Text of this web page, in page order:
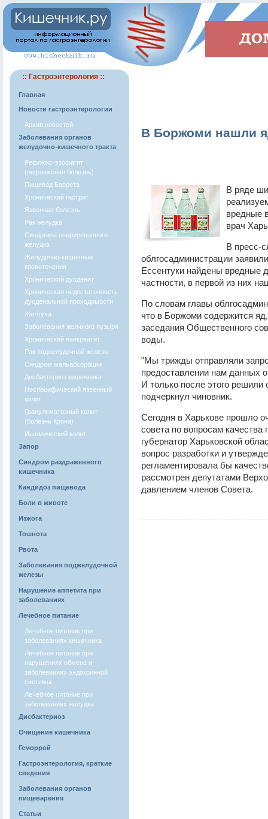
:: Гастроэнтерология ::
Главная
Новости гастроэнтерологии
Архив новостей
Заболевания органов
желудочно-кишечного тракта
Рефлюкс-эзофагит
(рефлюксная болезнь)
Пищевод Баррета
Хронический гастрит
Язвенная болезнь
Рак желудка
Синдромы оперированного
желудка
Желудочно-кишечные
кровотечения
Хронический дуоденит
Хроническая недостаточность
дуоденальной проходимости
Желтуха
Заболевания желчного пузыря
Хронический панкреатит
Рак поджелудочной железы
Синдром мальабсорбции
Дисбактериоз кишечника
Неспецифический язвенный
колит
Гранулематозный колит
(болезнь Крона)
Ишемический колит
Запор
Синдром раздраженного
кишечника
Кандидоз пищевода
Боли в животе
Изжога
Тошнота
Рвота
Заболевания поджелудочной
железы
Нарушение аппетита при
заболеваниях
Лечебное питание
Лечебное питание при
заболеваниях кишечника
Лечебное питание при
нарушениях обмена и
заболеваниях эндокринной
системы
Лечебное питание при
заболеваниях желудка
Дисбактериоз
Очищение кишечника
Геморрой
Гастроэнтерология, краткие
сведения
Заболевания органов
пищеварения
Статьи
В Боржоми нашли
В ряде
вредные
врач
В пресс-
облгосадминистрации
Ессентуки найдены вредные
частности, в первой из них
По словам главы
что в Боржоми содержится
заседания Общественного
воды.
"Мы трижды отправляли
предоставлении нам данных
И только после этого
подчеркнул чиновник.
Сегодня в Харькове прошло
совета по вопросам качества
губернатор Харьковской
вопрос разработки и
регламентировала бы
рассмотрен депутатами
давлением членов Совета.